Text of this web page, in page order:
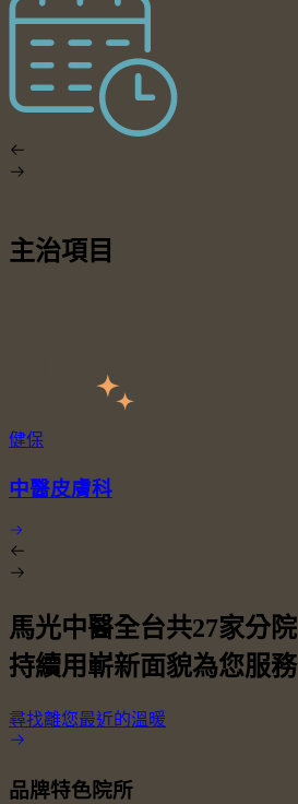
主治項目
健保
中醫皮膚科
馬光中醫全台共27家分院
持續用嶄新面貌為您服務
尋找離您最近的溫暖
品牌特色院所